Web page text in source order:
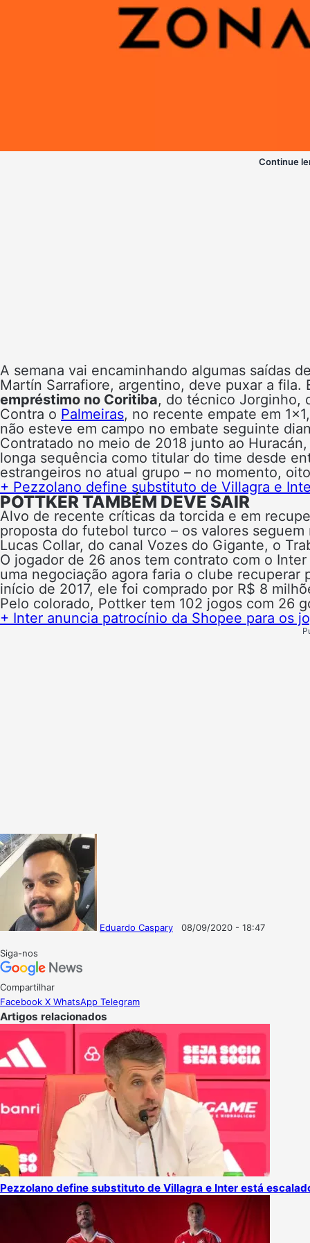
Continue
A semana vai encaminhando algumas saídas
Martín Sarrafiore, argentino, deve puxar a fila.
empréstimo no Coritiba, do técnico Jorginho,
Contra o Palmeiras, no recente empate em
não esteve em campo no embate seguinte
Contratado no meio de 2018 junto ao
longa sequência como titular do time desde
estrangeiros no atual grupo – no momento,
+ Pezzolano define substituto de Villagra e
POTTKER TAMBÉM DEVE SAIR
Alvo de recente críticas da torcida e em
proposta do futebol turco – os valores
Lucas Collar, do canal Vozes do Gigante, o
O jogador de 26 anos tem contrato com o
uma negociação agora faria o clube
início de 2017, ele foi comprado por R$ 8
Pelo colorado, Pottker tem 102 jogos com 26
+ Inter anuncia patrocínio da Shopee para os
Eduardo Caspary
08/09/2020 - 18:47
Siga-nos
Compartilhar
Facebook X WhatsApp Telegram
Artigos relacionados
Pezzolano define substituto de Villagra e Inter está